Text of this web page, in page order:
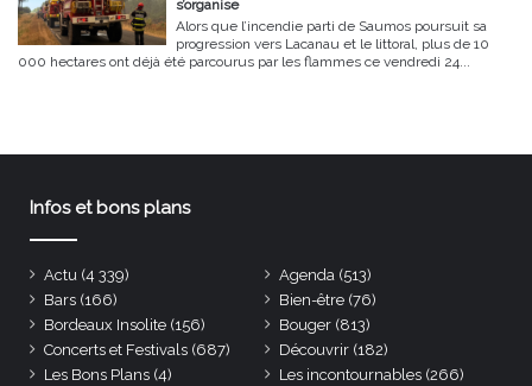
s’organise
Alors que l’incendie parti de Saumos poursuit sa
progression vers Lacanau et le littoral, plus de 10
000 hectares ont déjà été parcourus par les flammes ce vendredi 24...
Infos et bons plans
Actu (4 339) Agenda (513)
Bars (166) Bien-être (76)
Bordeaux Insolite (156) Bouger (813)
Concerts et Festivals (687) Découvrir (182)
Les Bons Plans (4) Les incontournables (266)